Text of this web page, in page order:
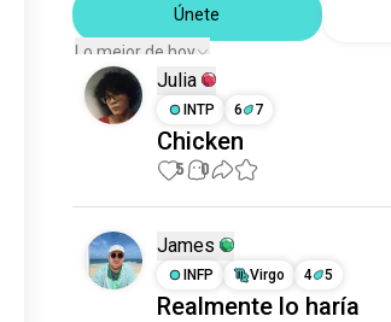
Únete
Lo mejor de hoy
Julia
INTP
6 7
Chicken
5 0
James
INFP
Virgo 4 5
Realmente lo haría